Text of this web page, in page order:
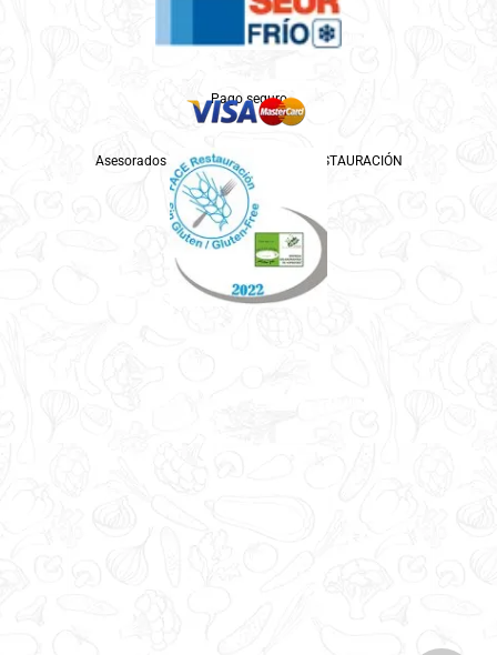
Pago seguro
Asesorados por ASPROCESE-FACE RESTAURACIÓN